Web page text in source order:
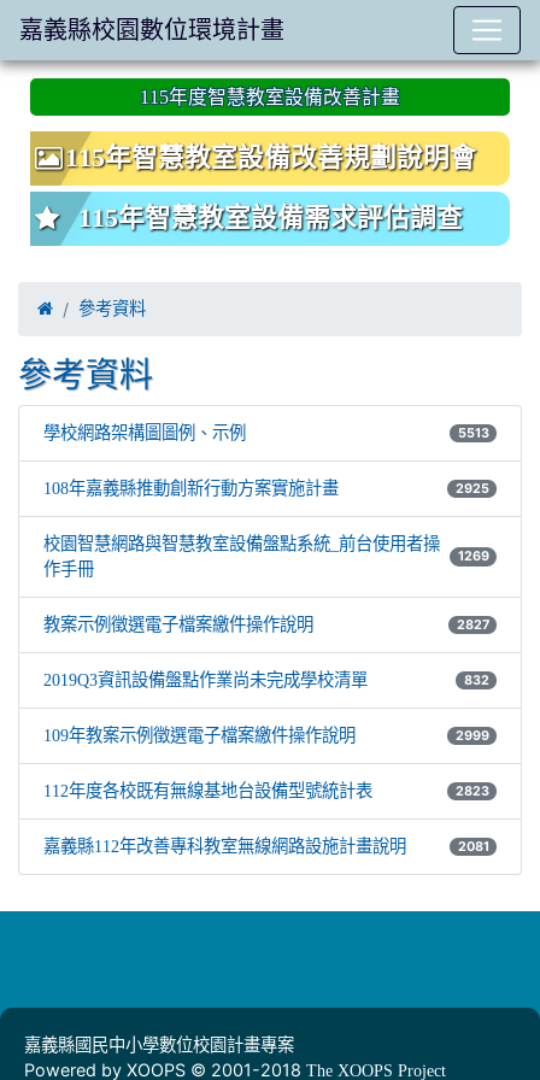
:::
115年度智慧教室設備改善計畫
115年智慧教室設備改善規劃說明會
115年智慧教室設備需求評估調查
 參考資料
參考資料
學校網路架構圖圖例、示例 5513
108年嘉義縣推動創新行動方案實施計畫 2925
校園智慧網路與智慧教室設備盤點系統_前台使用者操
作手冊
1269
教案示例徵選電子檔案繳件操作說明 2827
2019Q3資訊設備盤點作業尚未完成學校清單 832
109年教案示例徵選電子檔案繳件操作說明 2999
112年度各校既有無線基地台設備型號統計表 2823
嘉義縣112年改善專科教室無線網路設施計畫說明 2081
嘉義縣國民中小學數位校園計畫專案
Powered by XOOPS © 2001-2018 The XOOPS Project
嘉義縣校園數位環境計畫